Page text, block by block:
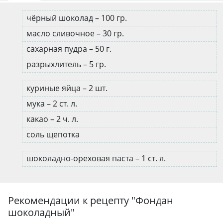
чёрный шоколад – 100 гр.
масло сливочное – 30 гр.
сахарная пудра – 50 г.
разрыхлитель – 5 гр.
куриные яйца – 2 шт.
мука – 2 ст. л.
какао – 2 ч. л.
соль щепотка
шоколадно-ореховая паста – 1 ст. л.
Рекомендации к рецепту "Фондан
шоколадный"